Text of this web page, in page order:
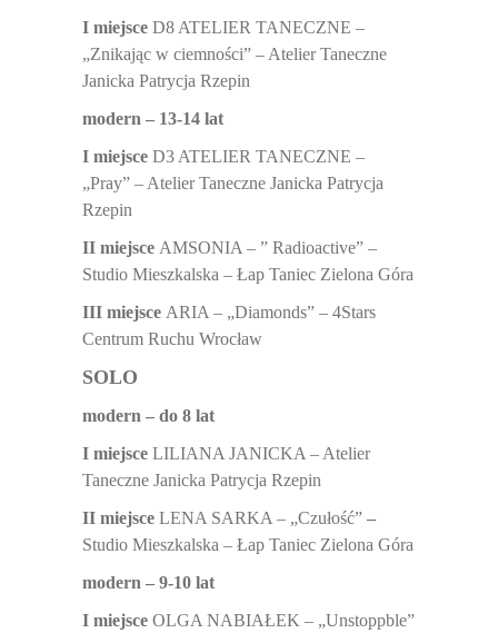
I miejsce D8 ATELIER TANECZNE –
„Znikając w ciemności” – Atelier Taneczne
Janicka Patrycja Rzepin
modern – 13-14 lat
I miejsce D3 ATELIER TANECZNE –
„Pray” – Atelier Taneczne Janicka Patrycja
Rzepin
II miejsce AMSONIA – ” Radioactive” –
Studio Mieszkalska – Łap Taniec Zielona Góra
III miejsce ARIA – „Diamonds” – 4Stars
Centrum Ruchu Wrocław
SOLO
modern – do 8 lat
I miejsce LILIANA JANICKA – Atelier
Taneczne Janicka Patrycja Rzepin
II miejsce LENA SARKA – „Czułość” –
Studio Mieszkalska – Łap Taniec Zielona Góra
modern – 9-10 lat
I miejsce OLGA NABIAŁEK – „Unstoppble”